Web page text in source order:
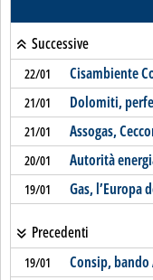
Successive
22/01 Cisambiente
21/01 Dolomiti,
21/01 Assogas,
20/01 Autorità
19/01 Gas, l’Europa
Precedenti
19/01 Consip,